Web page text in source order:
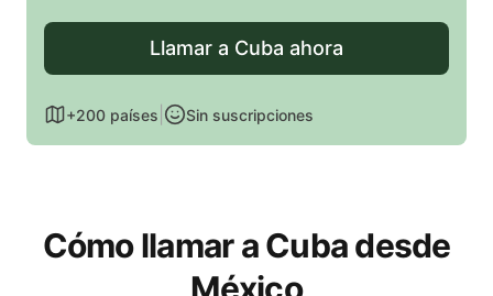
Llamar a Cuba ahora
+200 países Sin suscripciones
Cómo llamar a Cuba desde